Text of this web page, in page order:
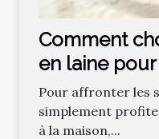
Comment
en laine
optimal ?
Pour affronter les
simplement
à la maison,...